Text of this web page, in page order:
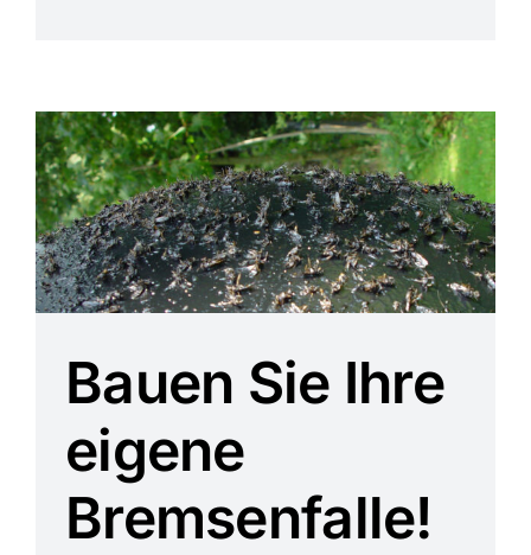
Bauen Sie Ihre
eigene
Bremsenfalle!